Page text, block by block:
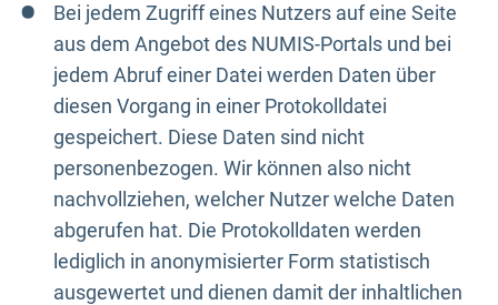
Bei jedem Zugriff eines Nutzers auf eine Seite
aus dem Angebot des NUMIS-Portals und bei
jedem Abruf einer Datei werden Daten über
diesen Vorgang in einer Protokolldatei
gespeichert. Diese Daten sind nicht
personenbezogen. Wir können also nicht
nachvollziehen, welcher Nutzer welche Daten
abgerufen hat. Die Protokolldaten werden
lediglich in anonymisierter Form statistisch
ausgewertet und dienen damit der inhaltlichen